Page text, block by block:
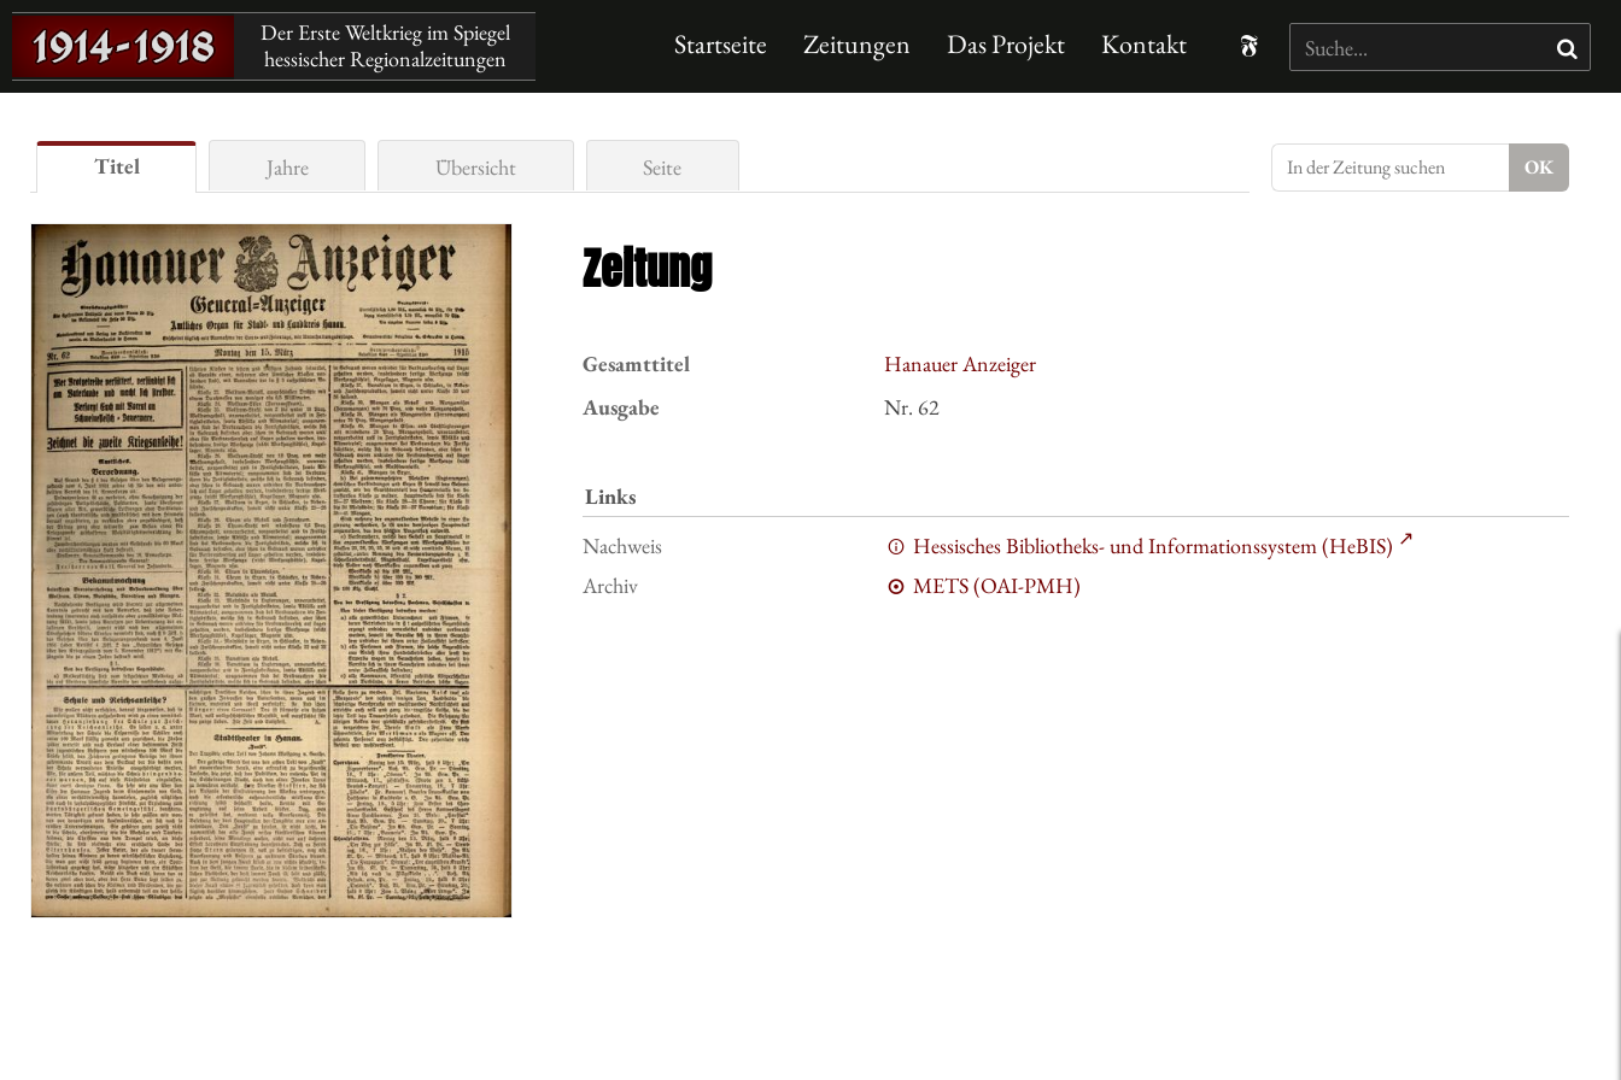
Der Erste Weltkrieg im Spiegel
hessischer Regionalzeitungen
Startseite Zeitungen Das Projekt Kontakt
Titel Jahre Übersicht Seite
Zeitung
Gesamttitel
Hanauer Anzeiger
Ausgabe
Nr. 62
Links
Nachweis
Hessisches Bibliotheks- und Informationssystem (HeBIS)
Archiv
METS (OAI-PMH)